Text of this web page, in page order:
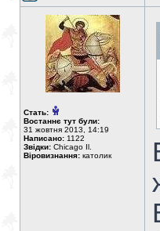
Стать:
Востаннє тут були:
31 жовтня 2013, 14:19
Написано: 1122
Звідки: Chicago Il.
Віровизнання: католик